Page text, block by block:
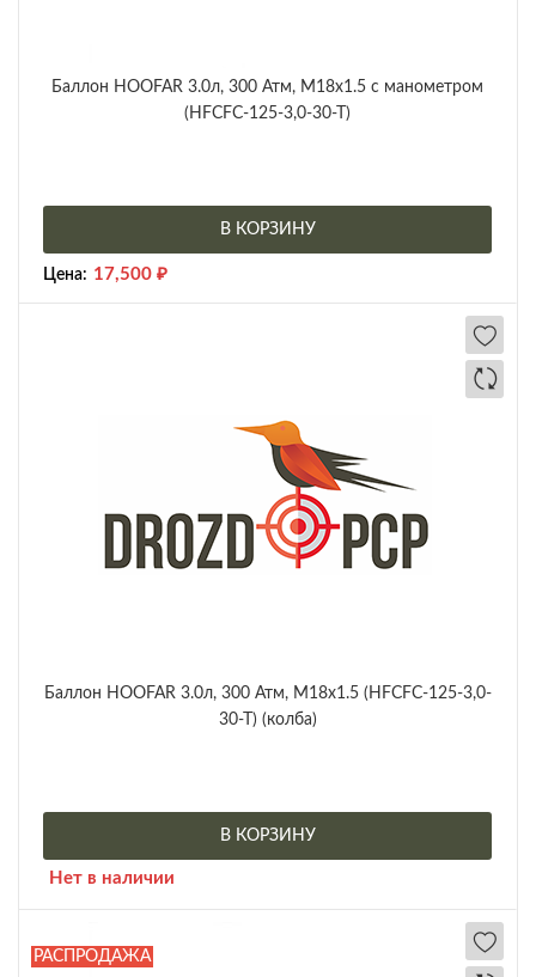
Баллон HOOFAR 3.0л, 300 Атм, M18x1.5 с манометром
(HFCFC-125-3,0-30-T)
В КОРЗИНУ
Цена: 17,500 ₽
Баллон HOOFAR 3.0л, 300 Атм, M18x1.5 (HFCFC-125-3,0-
30-T) (колба)
В КОРЗИНУ
Нет в наличии
РАСПРОДАЖА